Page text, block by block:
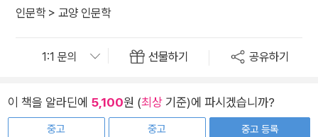
인문학> 교양 인문학
선물하기 공유하기
이 책을 알라딘에 5,100원 (최상 기준)에 파시겠습니까?
중고
중고
중고 등록